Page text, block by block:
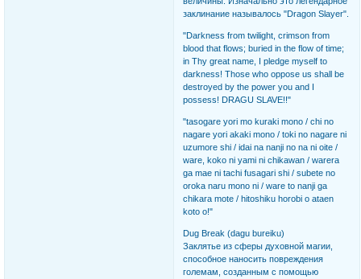
заклинание называлось "Dragon Slayer".
"Darkness from twilight, crimson from
blood that flows; buried in the flow of time;
in Thy great name, I pledge myself to
darkness! Those who oppose us shall be
destroyed by the power you and I
possess! DRAGU SLAVE!!"
"tasogare yori mo kuraki mono / chi no
nagare yori akaki mono / toki no nagare ni
uzumore shi / idai na nanji no na ni oite /
ware, koko ni yami ni chikawan / warera
ga mae ni tachi fusagari shi / subete no
oroka naru mono ni / ware to nanji ga
chikara mote / hitoshiku horobi o ataen
koto o!"
Dug Break (dagu bureiku)
Заклятье из сферы духовной магии,
способное наносить повреждения
големам, созданным с помощью